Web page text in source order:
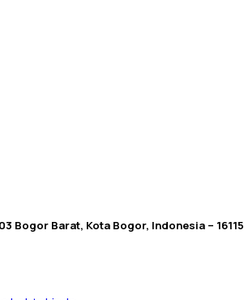
Bogor Barat, Kota Bogor, Indonesia – 16115